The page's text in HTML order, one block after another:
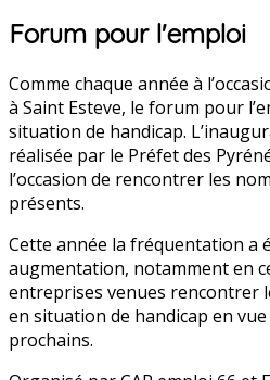
Forum pour l'emploi
Comme chaque année à
à Saint Esteve, le forum pour
situation de handicap.
réalisée par le Préfet des
l’occasion de rencontrer les
présents.
Cette année la fréquentation a
augmentation, notamment en
entreprises venues rencontrer
en situation de handicap en
prochains.